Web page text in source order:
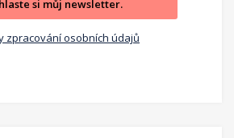
si můj newsletter.
zpracování osobních údajů